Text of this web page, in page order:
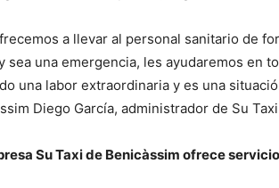
a llevar al personal sanitario de
sea una emergencia, les ayudaremos en
una labor extraordinaria y es una
Diego García, administrador de Su
Su Taxi de Benicàssim ofrece